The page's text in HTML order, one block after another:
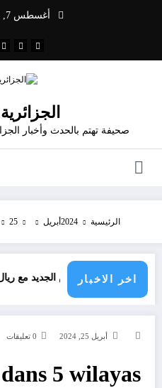
أغسطس 7, 2026
صحيفة تهتم بالحدث وأخبار
الرئيسية 2024 أبريل 25
اخر الاخبار
عقد فينيسيوس الجديد مع ريال
أبريل 25, 2024 0 تعليقات
5 wilayas